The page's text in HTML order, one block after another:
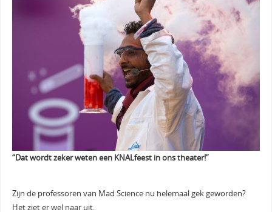
“Dat wordt zeker weten een KNALfeest in ons theater!”
Zijn de professoren van Mad Science nu helemaal gek geworden?
Het ziet er wel naar uit.